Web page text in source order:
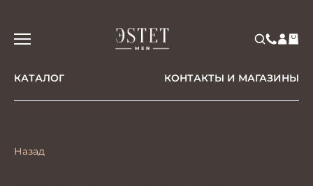
КАТАЛОГ КОНТАКТЫ И МАГАЗИНЫ
Назад